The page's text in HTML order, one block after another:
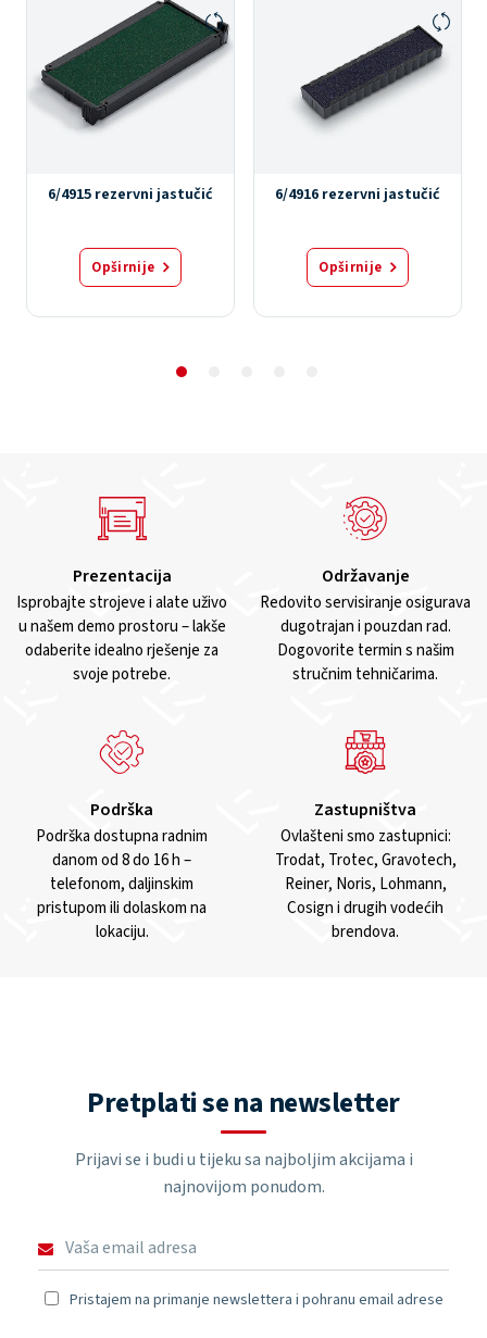
6/4915 rezervni jastučić
Opširnije
6/4916 rezervni jastučić
Opširnije
Prezentacija
Isprobajte strojeve i alate uživo
u našem demo prostoru – lakše
odaberite idealno rješenje za
svoje potrebe.
Održavanje
Redovito servisiranje osigurava
dugotrajan i pouzdan rad.
Dogovorite termin s našim
stručnim tehničarima.
Podrška
Podrška dostupna radnim
danom od 8 do 16 h –
telefonom, daljinskim
pristupom ili dolaskom na
lokaciju.
Zastupništva
Ovlašteni smo zastupnici:
Trodat, Trotec, Gravotech,
Reiner, Noris, Lohmann,
Cosign i drugih vodećih
brendova.
Pretplati se na newsletter
Prijavi se i budi u tijeku sa najboljim akcijama i
najnovijom ponudom.
Pristajem na primanje newslettera i pohranu email adrese